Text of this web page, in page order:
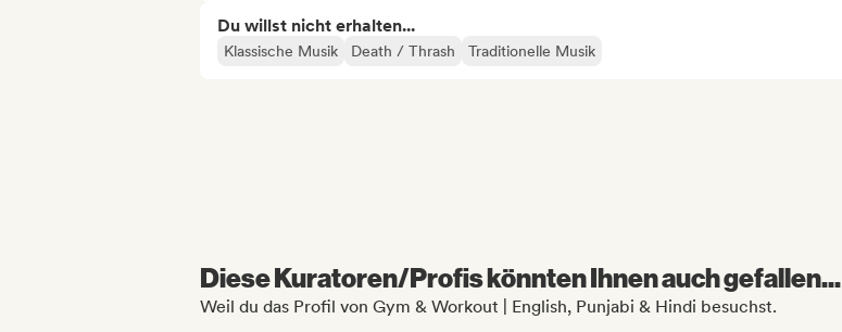
Du willst nicht erhalten...
Klassische Musik Death / Thrash Traditionelle Musik
Diese Kuratoren/Profis könnten Ihnen auch gefallen...
Weil du das Profil von Gym & Workout | English, Punjabi & Hindi besuchst.